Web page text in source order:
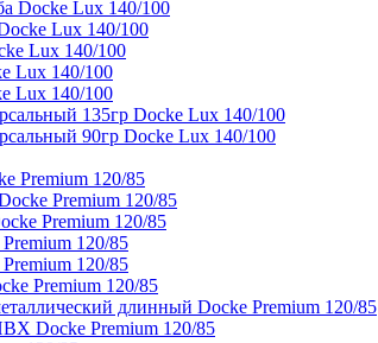
Docke Lux 140/100
Lux 140/100
Lux 140/100
Lux 140/100
Lux 140/100
135гр Docke Lux 140/100
90гр Docke Lux 140/100
Premium 120/85
Premium 120/85
Premium 120/85
120/85
120/85
Premium 120/85
длинный Docke Premium 120/85
Docke Premium 120/85